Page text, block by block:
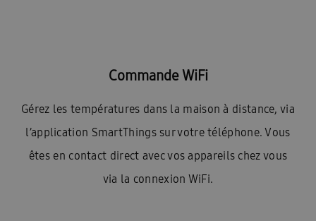
Commande WiFi
Gérez les températures dans la maison à distance, via
l’application SmartThings sur votre téléphone. Vous
êtes en contact direct avec vos appareils chez vous
via la connexion WiFi.